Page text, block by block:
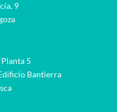
9
5
Bantierra